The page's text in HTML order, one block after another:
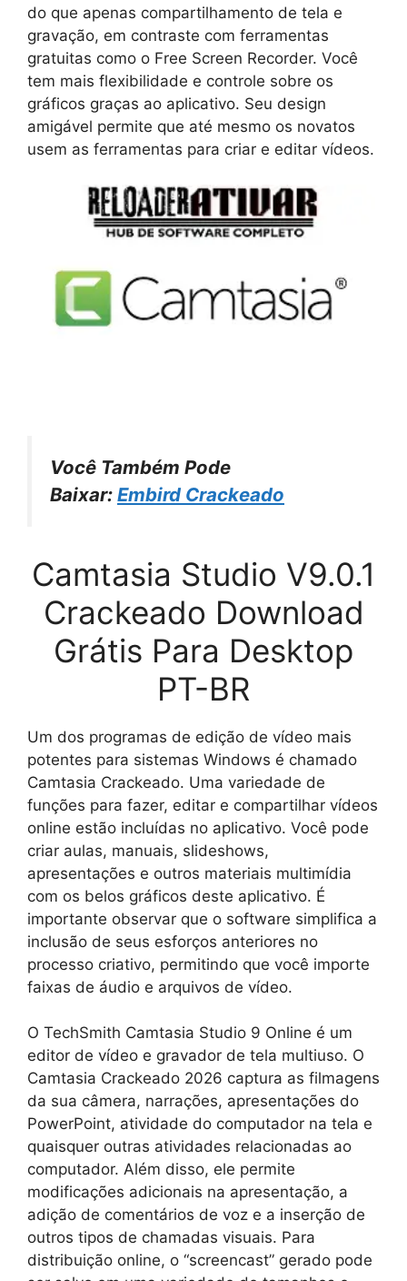
do que apenas compartilhamento de tela e
gravação, em contraste com ferramentas
gratuitas como o Free Screen Recorder. Você
tem mais flexibilidade e controle sobre os
gráficos graças ao aplicativo. Seu design
amigável permite que até mesmo os novatos
usem as ferramentas para criar e editar vídeos.
Você Também Pode
Baixar: Embird Crackeado
Camtasia Studio V9.0.1
Crackeado Download
Grátis Para Desktop
PT-BR
Um dos programas de edição de vídeo mais
potentes para sistemas Windows é chamado
Camtasia Crackeado. Uma variedade de
funções para fazer, editar e compartilhar vídeos
online estão incluídas no aplicativo. Você pode
criar aulas, manuais, slideshows,
apresentações e outros materiais multimídia
com os belos gráficos deste aplicativo. É
importante observar que o software simplifica a
inclusão de seus esforços anteriores no
processo criativo, permitindo que você importe
faixas de áudio e arquivos de vídeo.
O TechSmith Camtasia Studio 9 Online é um
editor de vídeo e gravador de tela multiuso. O
Camtasia Crackeado 2026 captura as filmagens
da sua câmera, narrações, apresentações do
PowerPoint, atividade do computador na tela e
quaisquer outras atividades relacionadas ao
computador. Além disso, ele permite
modificações adicionais na apresentação, a
adição de comentários de voz e a inserção de
outros tipos de chamadas visuais. Para
distribuição online, o “screencast” gerado pode